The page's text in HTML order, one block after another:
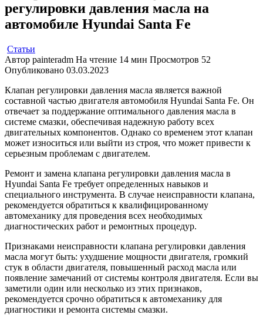
регулировки давления масла на
автомобиле Hyundai Santa Fe
Статьи
Автор painteradm На чтение 14 мин Просмотров 52
Опубликовано 03.03.2023
Клапан регулировки давления масла является важной
составной частью двигателя автомобиля Hyundai Santa Fe. Он
отвечает за поддержание оптимального давления масла в
системе смазки, обеспечивая надежную работу всех
двигательных компонентов. Однако со временем этот клапан
может износиться или выйти из строя, что может привести к
серьезным проблемам с двигателем.
Ремонт и замена клапана регулировки давления масла в
Hyundai Santa Fe требует определенных навыков и
специального инструмента. В случае неисправности клапана,
рекомендуется обратиться к квалифицированному
автомеханику для проведения всех необходимых
диагностических работ и ремонтных процедур.
Признаками неисправности клапана регулировки давления
масла могут быть: ухудшение мощности двигателя, громкий
стук в области двигателя, повышенный расход масла или
появление замечаний от системы контроля двигателя. Если вы
заметили один или несколько из этих признаков,
рекомендуется срочно обратиться к автомеханику для
диагностики и ремонта системы смазки.